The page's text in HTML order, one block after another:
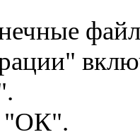
"ОК".